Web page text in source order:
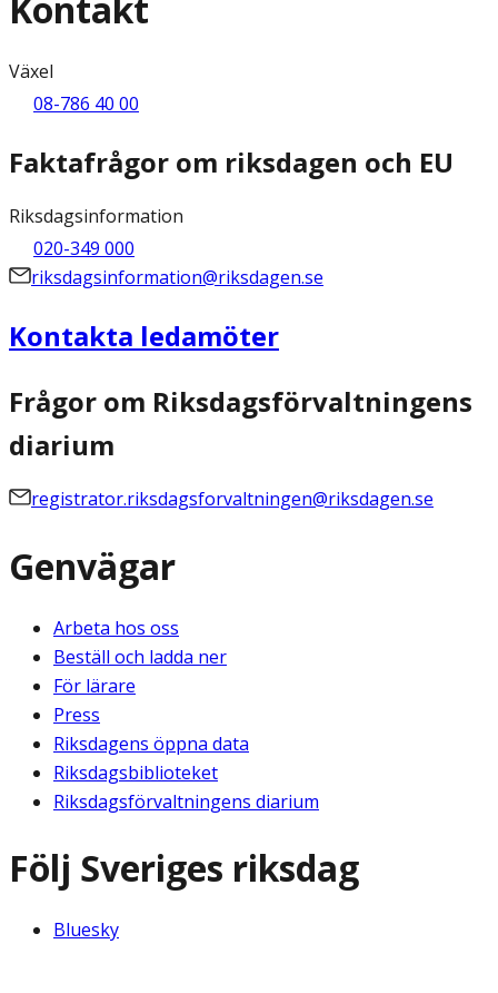
Kontakt
Växel
08-786 40 00
Faktafrågor om riksdagen och EU
Riksdagsinformation
020-349 000
riksdagsinformation@riksdagen.se
Kontakta ledamöter
Frågor om Riksdagsförvaltningens
diarium
registrator.riksdagsforvaltningen@riksdagen.se
Genvägar
Arbeta hos oss
Beställ och ladda ner
För lärare
Press
Riksdagens öppna data
Riksdagsbiblioteket
Riksdagsförvaltningens diarium
Följ Sveriges riksdag
Bluesky